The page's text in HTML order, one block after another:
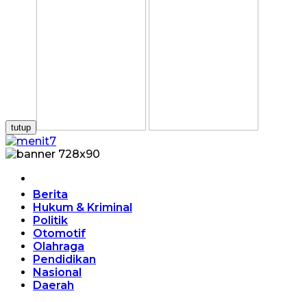
tutup
Berita
Hukum & Kriminal
Politik
Otomotif
Olahraga
Pendidikan
Nasional
Daerah